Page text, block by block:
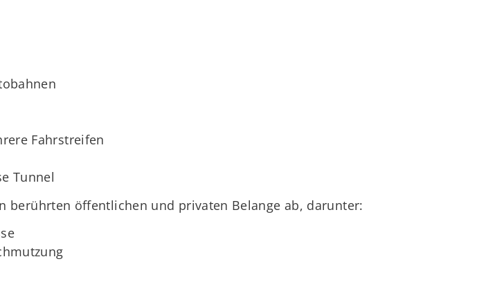
Fahrstreifen
Tunnel
berührten öffentlichen und privaten Belange ab, darunter: